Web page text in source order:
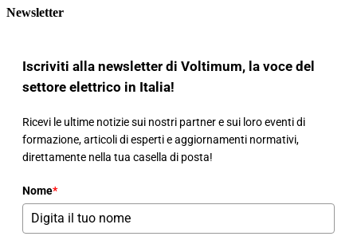
Newsletter
Iscriviti alla newsletter di Voltimum, la voce del
settore elettrico in Italia!
Ricevi le ultime notizie sui nostri partner e sui loro eventi di
formazione, articoli di esperti e aggiornamenti normativi,
direttamente nella tua casella di posta!
Nome*